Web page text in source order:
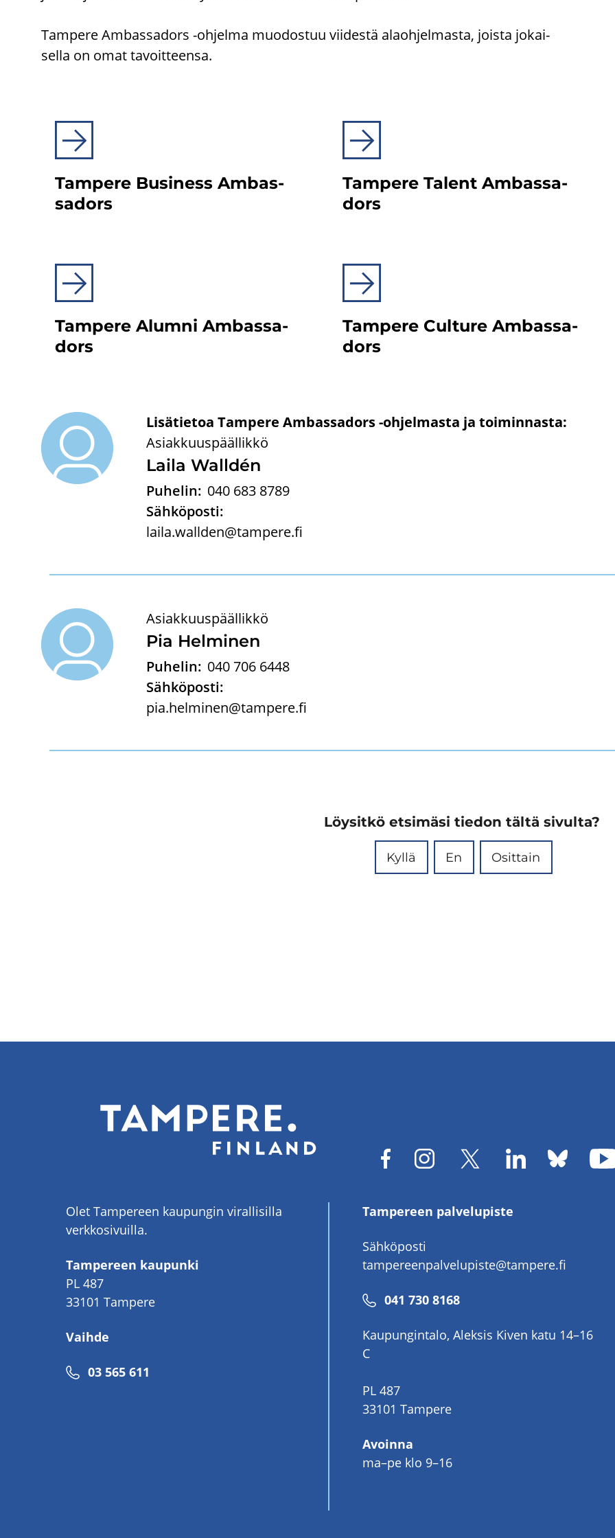
Tam­pe­re Am­bas­sa­dors -​ohjelma muo­dos­tuu vii­des­tä alaoh­jel­mas­ta, jois­ta jo­kai­
sel­la on omat ta­voit­teen­sa.
Tam­pe­re Busi­ness Am­bas­
sa­dors
Tam­pe­re Ta­lent Am­bas­sa­
dors
Tam­pe­re Alum­ni Am­bas­sa­
dors
Tam­pe­re Cul­tu­re Am­bas­sa­
dors
Laila Walldén
Lisätietoa Tampere Ambassadors -ohjelmasta ja toiminnasta:
Asiakkuuspäällikkö
Puhelin: 040 683 8789
Sähköposti:
laila.wallden@tampere.fi
Pia Hel­mi­nen
Asiakkuuspäällikkö
Puhelin: 040 706 6448
Sähköposti:
pia.helminen@tampere.fi
Löysitkö etsimäsi tiedon tältä sivulta?
Kyllä En Osittain
Olet Tampereen kaupungin virallisilla
verkkosivuilla.
Tampereen kaupunki
PL 487
33101 Tampere
Vaihde
Puhelinnumero
03 565 611
Tampereen palvelupiste
Sähköposti
tampereenpalvelupiste@tampere.fi
Puhelinnumero
041 730 8168
Kaupungintalo, Aleksis Kiven katu 14–16
C
PL 487
33101 Tampere
Avoinna
ma–pe klo 9–16